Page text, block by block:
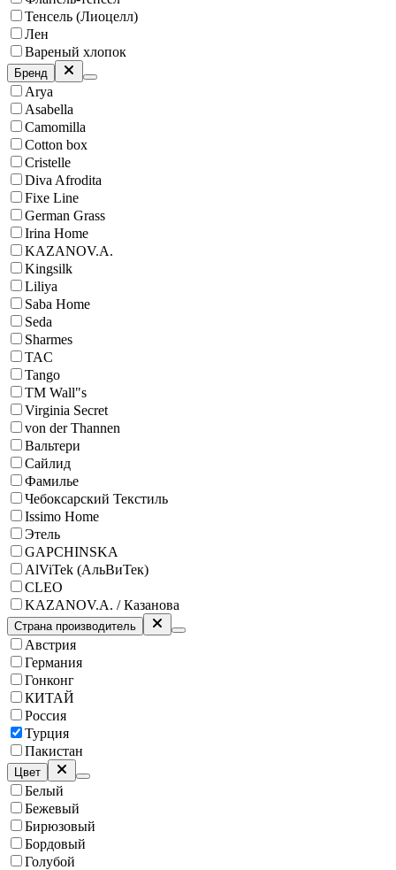
Тенсель (Лиоцелл)
Лен
Вареный хлопок
Бренд
Arya
Asabella
Camomilla
Cotton box
Cristelle
Diva Afrodita
Fixe Line
German Grass
Irina Home
KAZANOV.A.
Kingsilk
Liliya
Saba Home
Seda
Sharmes
TAC
Tango
ТМ Wall"s
Virginia Secret
von der Thannen
Вальтери
Сайлид
Фамилье
Чебоксарский Текстиль
Issimo Home
Этель
GAPCHINSKA
AlViTek (АльВиТек)
CLEO
KAZANOV.A. / Казанова
Страна производитель
Австрия
Германия
Гонконг
КИТАЙ
Россия
Турция
Пакистан
Цвет
Белый
Бежевый
Бирюзовый
Бордовый
Голубой